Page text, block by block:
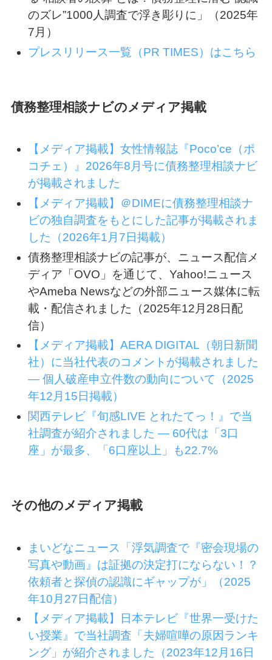
のズレ”1000人調査で浮き彫りに」（2025年
7月）
プレスリリース一覧（PR TIMES）はこちら
債務整理相談ナビのメディア掲載
【メディア掲載】女性情報誌『Poco’ce（ポ
コチェ）』2026年8月号に債務整理相談ナビ
が掲載されました
【メディア掲載】＠DIMEに債務整理相談ナ
ビの独自調査をもとにした記事が掲載されま
した（2026年1月7日掲載）
債務整理相談ナビの記事が、ニュース配信メ
ディア「OVO」を通じて、Yahoo!ニュース
やAmeba Newsなどの外部ニュース媒体に転
載・配信されました（2025年12月28日配
信）
【メディア掲載】AERA DIGITAL（朝日新聞
社）に当社代表のコメントが掲載されました
― 個人破産申立件数の動向について（2025
年12月15日掲載）
関西テレビ『旬感LIVE とれたてっ！』で当
社調査が紹介されました ― 60代は「3口
座」が最多、「6口座以上」も22.7%
その他のメディア掲載
まいどなニュース「浮気調査で『密会現場の
写真や動画』は証拠の決定打にならない！？
依頼者と探偵の認識にギャップが」（2025
年10月27日配信）
【メディア掲載】日本テレビ『世界一受けた
い授業』で当社調査「夫婦喧嘩の原因ランキ
ング」が紹介されました（2023年12月16日